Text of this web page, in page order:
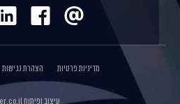
מדיניות פרטיות הצהרת נגישות
עיצוב ופיתוח